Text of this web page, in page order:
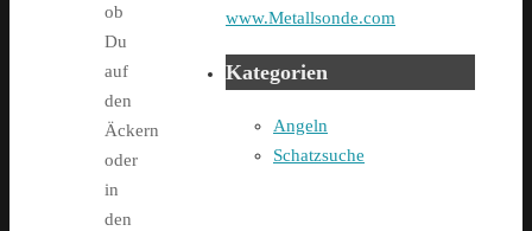
ob
Du
auf
den
Äckern
oder
in
den
www.Metallsonde.com
Kategorien
Angeln
Schatzsuche